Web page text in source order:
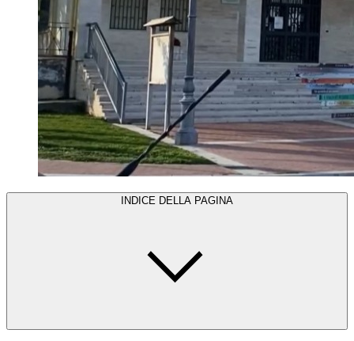
INDICE DELLA PAGINA